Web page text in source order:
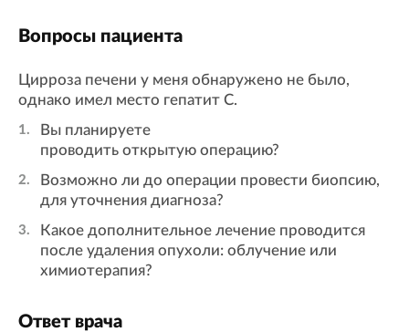
Вопросы пациента
Цирроза печени у меня обнаружено не было,
однако имел место гепатит C.
Вы планируете
проводить открытую операцию?
Возможно ли до операции провести биопсию,
для уточнения диагноза?
Какое дополнительное лечение проводится
после удаления опухоли: облучение или
химиотерапия?
Ответ врача